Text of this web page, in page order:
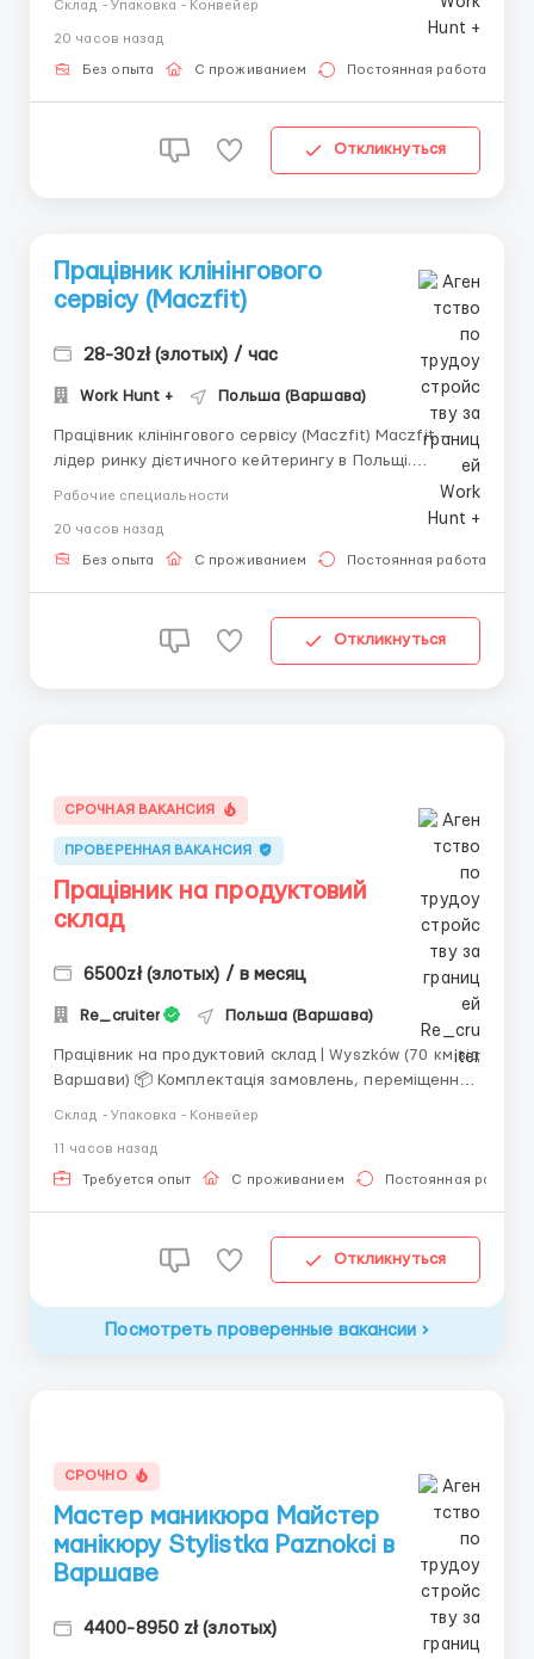
найбільших компаній експрес-доставки в Європі -
DPD ✅ul. Daniszewska 14, 03-230 Warszawa ✅ul.
Склад - Упаковка - Конвейер
20 часов назад
Без опыта С проживанием Постоянная работа
Откликнуться
Працівник клінінгового
сервісу (Maczfit)
28-30zł (злотых) / час
Work Hunt + Польша (Варшава)
Працівник клінінгового сервісу (Maczfit) Maczfit —
лідер ринку дієтичного кейтерингу в Польщі.
Шукаємо відповідальних працівників для підтримки
чистоти на сучасному харчовому виробництві. 📍
Локація: с. Лубна (Łubna), 25 км від Варшави. 💰
Заробітна плата: Ба...
Рабочие специальности
20 часов назад
Без опыта С проживанием Постоянная работа
Откликнуться
СРОЧНАЯ ВАКАНСИЯ
ПРОВЕРЕННАЯ ВАКАНСИЯ
Працівник на продуктовий
склад
6500zł (злотых) / в месяц
Re_cruiter Польша (Варшава)
Працівник на продуктовий склад | Wyszków (70 км від
Варшави) 📦 Комплектація замовлень, переміщення
2 тижні — 24 зл/год нетто, далі — акордна система
оплати (можливий заробіто...
Склад - Упаковка - Конвейер
11 часов назад
Требуется опыт С проживанием Постоянная работа
Откликнуться
Посмотреть проверенные вакансии
СРОЧНО
Мастер маникюра Майстер
манікюру Stylistka Paznokci в
Варшаве
4400-8950 zł (злотых)